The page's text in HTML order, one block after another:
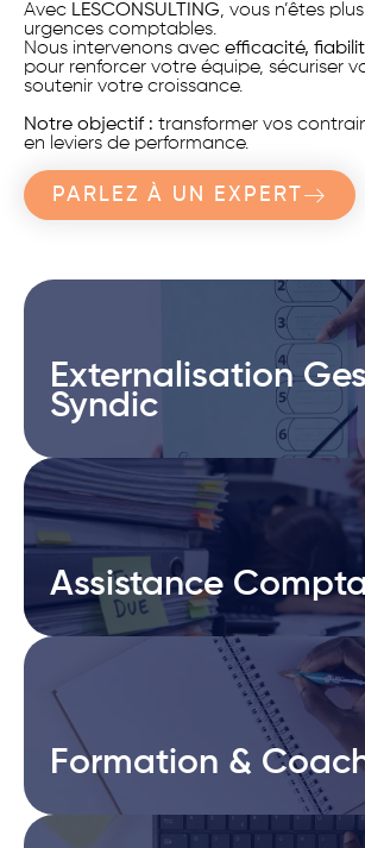
Avec LESCONSULTING, vous n’êtes
urgences comptables.
Nous intervenons avec efficacité,
pour renforcer votre équipe, sécuriser
soutenir votre croissance.
Notre objectif : transformer vos
en leviers de performance.
PARLEZ À UN EXPERT
Externalisation
Syndic
Externalisation
Syndic
Assistance
Assistance
Formation &
Formation &